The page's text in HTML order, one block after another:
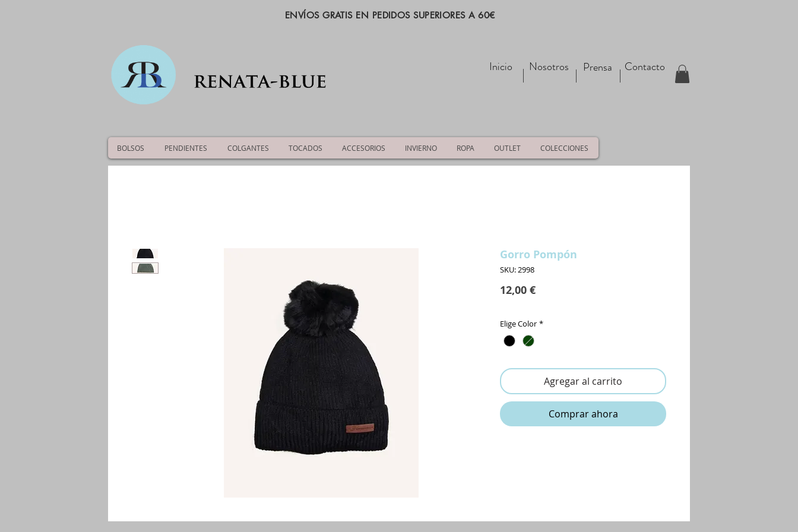
ENVÍOS GRATIS EN PEDIDOS SUPERIORES A 60€
Inicio Nosotros Prensa Contacto
Gorro Pompón
SKU: 2998
12,00 €Precio
Elige Color *
Agregar al carrito
Comprar ahora
BOLSOS PENDIENTES COLGANTES TOCADOS ACCESORIOS INVIERNO ROPA OUTLET COLECCIONES